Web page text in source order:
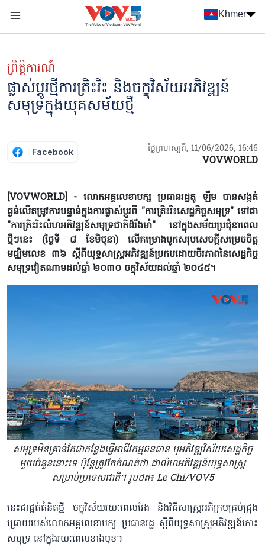
Nhảy đến nội dung
Khmer
ព្រឹត្តិការណ៍
ផ្លាស់ប្តូរថ្មីការត្រិះរិះ និងចក្ខុវិស័យអភិវឌ្ឍន៍
សមុទ្រក្នុងយុគសម័យថ្មី
Facebook ថ្ងៃព្រហស្បតិ៍, 11/06/2026, 16:46
VOVWORLD
[VOVWORLD] - លោកអគ្គលេខាបក្ស ប្រធានរដ្ឋតូ ឡឹម បានសង្កត់
ធ្ងន់លើតម្រូវការបន្ទាន់ក្នុងការផ្លាស់ប្តូរពី "ការត្រិះរិះសេដ្ឋកិច្ចសមុទ្រ" ទៅជា
"ការត្រិះរិះលំហអភិវឌ្ឍន៍សមុទ្រជាតិដ៏រឹងមាំ" នៅក្នុងសម័យប្រជុំនាពេល
ថ្មីៗនេះ (ថ្ងៃទី ៨ ខែមិថុនា) លើគម្រោងបូកសរុបសេចក្តីសម្រេចចិត្ត
មជ្ឈិមលេខ ៣៦ ស្តីពីយុទ្ធសាស្ត្រអភិវឌ្ឍន៍ប្រកបដោយចីរភាពនៃសេដ្ឋកិច្ច
សមុទ្រវៀតណាមដល់ឆ្នាំ ២០៣០ ចក្ខុវិស័យដល់ឆ្នាំ ២០៤៥។
សមុទ្រមិនគ្រាន់តែជាកន្លែងធ្វើអាជីវកម្មធនធាន ឬអភិវឌ្ឍវិស័យសេដ្ឋកិច្ច
មួយចំនួននោះទេ ប៉ុន្តែត្រូវតែកំណត់ថា ជាលំហអភិវឌ្ឍន៍យុទ្ធសាស្ត្រ
សម្រាប់ប្រទេសជាតិ។ រូបថត៖ Le Chi/VOV5
នេះជាផ្នត់គំនិតថ្មី ចក្ខុវិស័យរយៈពេលវែង និងវិធីសាស្រ្តអភិក្រមគ្រប់ជ្រុង
ជ្រោយរបស់លោកអគ្គលេខាបក្ស ប្រធានរដ្ឋ ស្តីពីយុទ្ធសាស្ត្រអភិវឌ្ឍន៍កោះ
សមុទ្រ នៅក្នុងរយៈពេលខាងមុខ។